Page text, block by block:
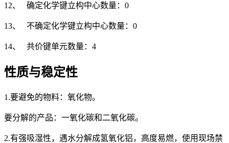
12、 确定化学键立构中心数量：0
13、 不确定化学键立构中心数量：0
14、 共价键单元数量：4
性质与稳定性
1.要避免的物料：氧化物。
要分解的产品：一氧化碳和二氧化碳。
2.有强吸湿性，遇水分解成氢氧化铝，高度易燃，使用现场禁